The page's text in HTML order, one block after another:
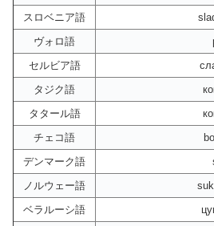
スロベニア語
ヴォロ語
セルビア語
タジク語
タタール語
チェコ語
デンマーク語
ノルウェー語
ベラルーシ語